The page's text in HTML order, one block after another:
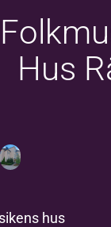
Hus
hus